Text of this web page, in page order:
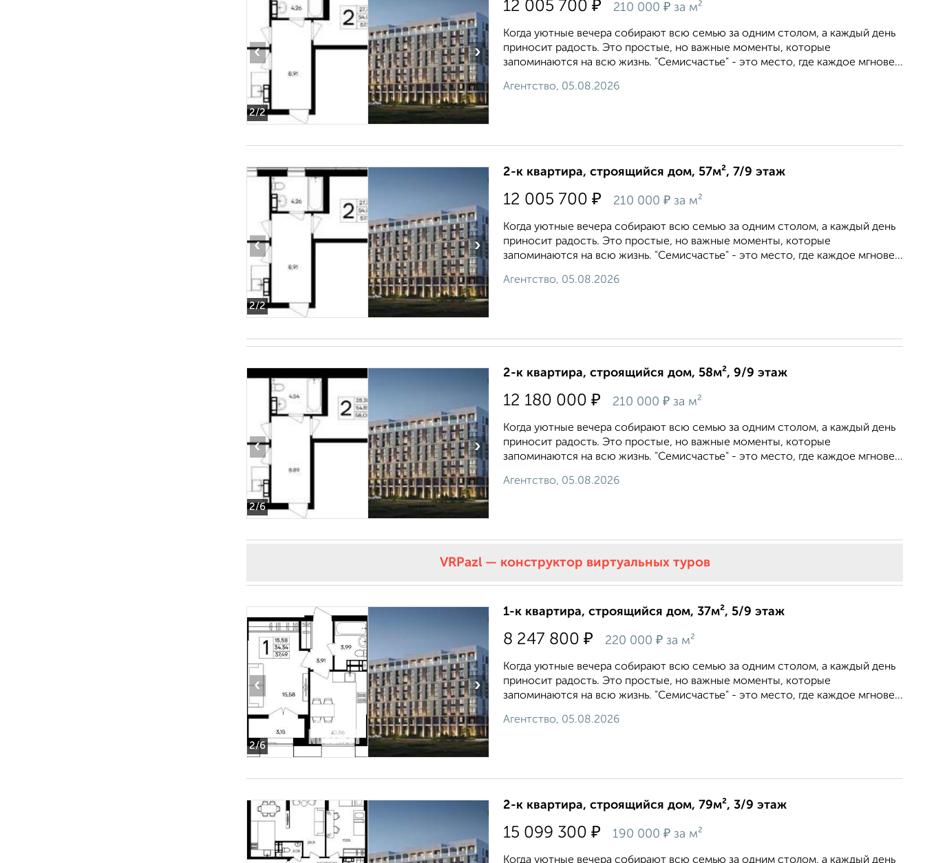
2/2
‹ ›
12 005 700 ₽ 210 000 ₽ за м²
Когда уютные вечера собирают всю семью за одним столом, а каждый день
приносит радость. Это простые, но важные моменты, которые
запоминаются на всю жизнь. "Семисчастье" - это место, где каждое мгнове...
Агентство, 05.08.2026
2/2
‹ ›
2-к квартира, строящийся дом, 57м², 7/9 этаж
12 005 700 ₽ 210 000 ₽ за м²
Когда уютные вечера собирают всю семью за одним столом, а каждый день
приносит радость. Это простые, но важные моменты, которые
запоминаются на всю жизнь. "Семисчастье" - это место, где каждое мгнове...
Агентство, 05.08.2026
2/6
‹ ›
2-к квартира, строящийся дом, 58м², 9/9 этаж
12 180 000 ₽ 210 000 ₽ за м²
Когда уютные вечера собирают всю семью за одним столом, а каждый день
приносит радость. Это простые, но важные моменты, которые
запоминаются на всю жизнь. "Семисчастье" - это место, где каждое мгнове...
Агентство, 05.08.2026
VRPazl — конструктор виртуальных туров
2/6
‹ ›
1-к квартира, строящийся дом, 37м², 5/9 этаж
8 247 800 ₽ 220 000 ₽ за м²
Когда уютные вечера собирают всю семью за одним столом, а каждый день
приносит радость. Это простые, но важные моменты, которые
запоминаются на всю жизнь. "Семисчастье" - это место, где каждое мгнове...
Агентство, 05.08.2026
2-к квартира, строящийся дом, 79м², 3/9 этаж
15 099 300 ₽ 190 000 ₽ за м²
Когда уютные вечера собирают всю семью за одним столом, а каждый день